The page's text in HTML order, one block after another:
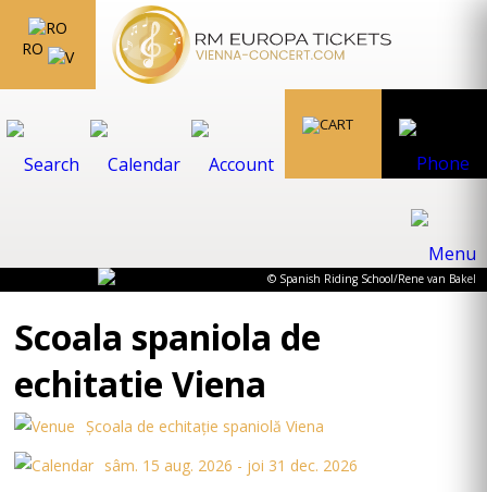
RO
© Spanish Riding School/Rene van Bakel
Scoala spaniola de
echitatie Viena
Şcoala de echitație spaniolă Viena
sâm. 15 aug. 2026 - joi 31 dec. 2026